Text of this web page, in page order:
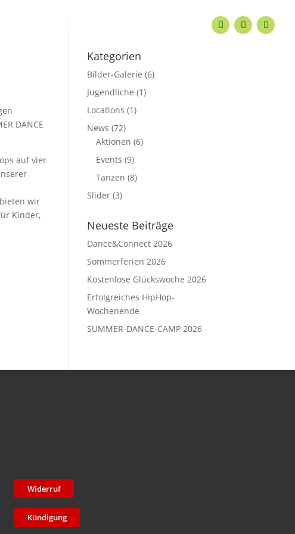
KONTAKT
DANCE
auf vier
wir
Kinder,
Kategorien
Bilder-Galerie (6)
Jugendliche (1)
Locations (1)
News (72)
Aktionen (6)
Events (9)
Tanzen (8)
Slider(3)
Neueste Beiträge
Dance&Connect 2026
Sommerferien 2026
Kostenlose Glückswoche 2026
Erfolgreiches HipHop-
Wochenende
SUMMER-DANCE-CAMP 2026
Widerruf
Kündigung